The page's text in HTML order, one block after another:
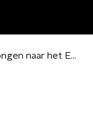
Klassieker Kees de Jongen naar het Engels vertaald